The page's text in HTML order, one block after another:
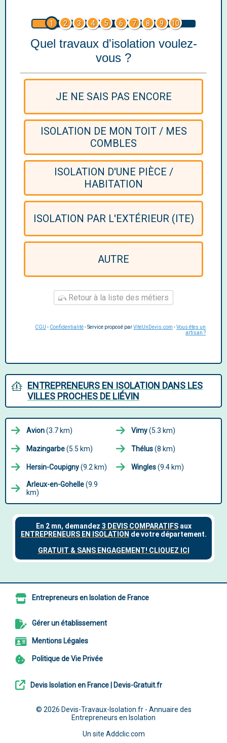
1 2 3 4 5 6 7 8 9 10
Quel travaux d'isolation voulez-
vous ?
JE NE SAIS PAS ENCORE
ISOLATION DE MON TOIT / MES
COMBLES
ISOLATION D'UNE PIÈCE /
HABITATION
ISOLATION PAR L'EXTÉRIEUR (ITE)
AUTRE
Retour à la liste des métiers
CGU - Confidentialité- Service proposé parViteUnDevis.com -Vous êtes un
artisan ?
ENTREPRENEURS EN ISOLATION DANS LES
VILLES PROCHES DE LIÉVIN
Avion(3.7 km) Vimy(5.3 km)
Mazingarbe(5.5 km) Thélus(8 km)
Hersin-Coupigny(9.2 km) Wingles(9.4 km)
Arleux-en-Gohelle(9.9
km)
Entrepreneurs en Isolation de France
Gérer un établissement
Mentions Légales
Politique de Vie Privée
Devis Isolation en France | Devis-Gratuit.fr
© 2026 Devis-Travaux-Isolation.fr - Annuaire des
Entrepreneurs en Isolation
Un site Addclic.com